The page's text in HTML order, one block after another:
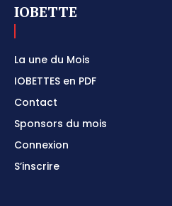
IOBETTE
La une du Mois
IOBETTES en PDF
Contact
Sponsors du mois
Connexion
S’inscrire